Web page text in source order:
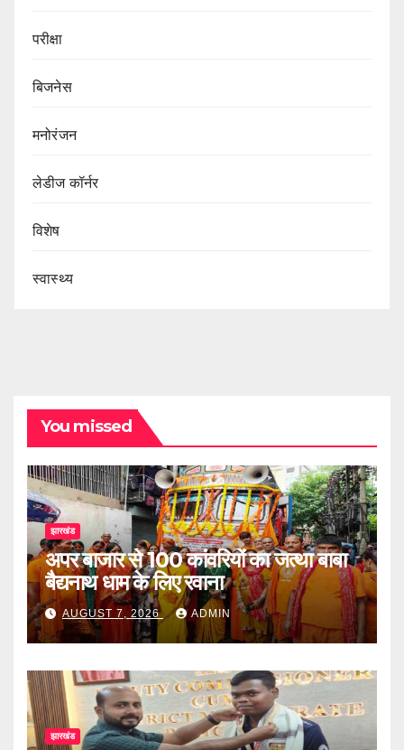
परीक्षा
बिजनेस
मनोरंजन
लेडीज कॉर्नर
विशेष
स्वास्थ्य
You missed
झारखंड
अपर बाजार से 100 कांवरियों का जत्था बाबा
बैद्यनाथ धाम के लिए रवाना
AUGUST 7, 2026 ADMIN
झारखंड